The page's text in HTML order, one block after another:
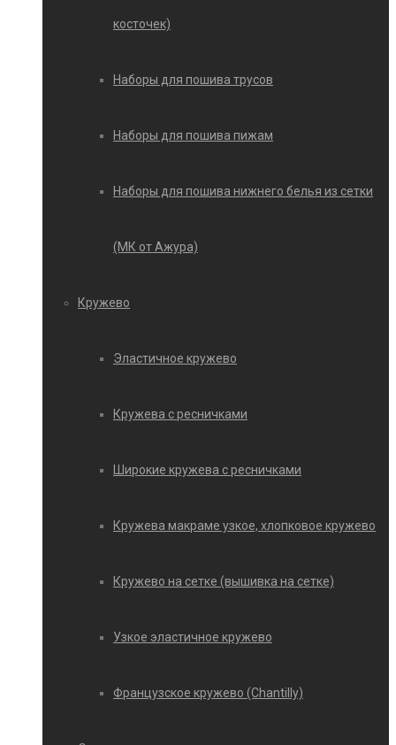
косточек)
Наборы для пошива трусов
Наборы для пошива пижам
Наборы для пошива нижнего белья из сетки
(МК от Ажура)
Кружево
Эластичное кружево
Кружева с ресничками
Широкие кружева с ресничками
Кружева макраме узкое, хлопковое кружево
Кружево на сетке (вышивка на сетке)
Узкое эластичное кружево
Французское кружево (Chantilly)